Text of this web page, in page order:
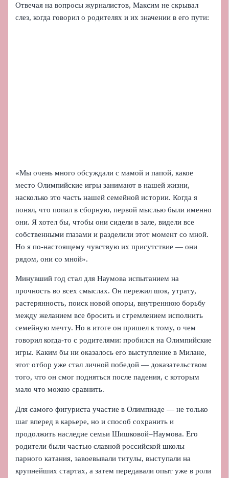
Отвечая на вопросы журналистов, Максим не скрывал
слез, когда говорил о родителях и их значении в его пути:
«Мы очень много обсуждали с мамой и папой, какое
место Олимпийские игры занимают в нашей жизни,
насколько это часть нашей семейной истории. Когда я
понял, что попал в сборную, первой мыслью были именно
они. Я хотел бы, чтобы они сидели в зале, видели все
собственными глазами и разделили этот момент со мной.
Но я по-настоящему чувствую их присутствие — они
рядом, они со мной».
Минувший год стал для Наумова испытанием на
прочность во всех смыслах. Он пережил шок, утрату,
растерянность, поиск новой опоры, внутреннюю борьбу
между желанием все бросить и стремлением исполнить
семейную мечту. Но в итоге он пришел к тому, о чем
говорил когда-то с родителями: пробился на Олимпийские
игры. Каким бы ни оказалось его выступление в Милане,
этот отбор уже стал личной победой — доказательством
того, что он смог подняться после падения, с которым
мало что можно сравнить.
Для самого фигуриста участие в Олимпиаде — не только
шаг вперед в карьере, но и способ сохранить и
продолжить наследие семьи Шишковой–Наумова. Его
родители были частью славной российской школы
парного катания, завоевывали титулы, выступали на
крупнейших стартах, а затем передавали опыт уже в роли